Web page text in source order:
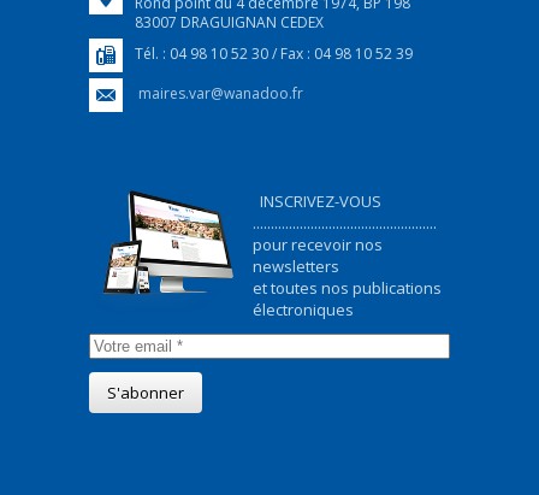
83007 DRAGUIGNAN CEDEX
Tél. : 04 98 10 52 30 / Fax : 04 98 10 52 39
maires.var@wanadoo.fr
INSCRIVEZ-VOUS
...................................................
pour recevoir nos
newsletters
et toutes nos publications
électroniques